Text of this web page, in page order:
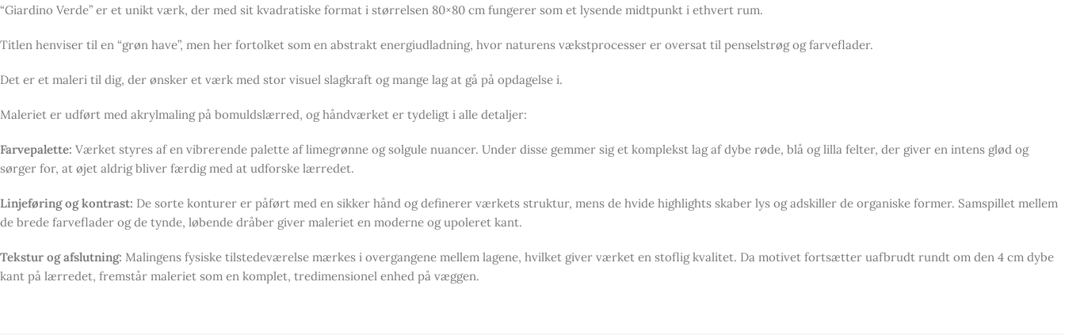
“Giardino Verde” er et unikt værk, der med sit kvadratiske format i størrelsen 80×80 cm fungerer som et lysende midtpunkt i ethvert rum.
Titlen henviser til en “grøn have”, men her fortolket som en abstrakt energiudladning, hvor naturens vækstprocesser er oversat til penselstrøg og farveflader.
Det er et maleri til dig, der ønsker et værk med stor visuel slagkraft og mange lag at gå på opdagelse i.
Maleriet er udført med akrylmaling på bomuldslærred, og håndværket er tydeligt i alle detaljer:
Farvepalette: Værket styres af en vibrerende palette af limegrønne og solgule nuancer. Under disse gemmer sig et komplekst lag af dybe røde, blå og lilla felter, der giver en intens glød og
sørger for, at øjet aldrig bliver færdig med at udforske lærredet.
Linjeføring og kontrast: De sorte konturer er påført med en sikker hånd og definerer værkets struktur, mens de hvide highlights skaber lys og adskiller de organiske former. Samspillet mellem
de brede farveflader og de tynde, løbende dråber giver maleriet en moderne og upoleret kant.
Tekstur og afslutning: Malingens fysiske tilstedeværelse mærkes i overgangene mellem lagene, hvilket giver værket en stoflig kvalitet. Da motivet fortsætter uafbrudt rundt om den 4 cm dybe
kant på lærredet, fremstår maleriet som en komplet, tredimensionel enhed på væggen.